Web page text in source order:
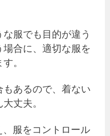
服でも目的が違う
合に、適切な服を
。
あるので、着ない
丈夫。
服をコントロール